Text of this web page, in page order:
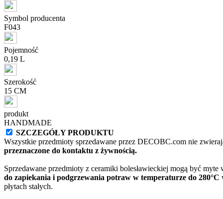
Symbol producenta
F043
Pojemność
0,19 L
Szerokość
15 CM
produkt
HANDMADE
SZCZEGÓŁY PRODUKTU
Wszystkie przedmioty sprzedawane przez DECOBC.com nie
przeznaczone do kontaktu z żywnością.
Sprzedawane przedmioty z ceramiki bolesławieckiej mogą być
do zapiekania i podgrzewania potraw w temperaturze do 280°C
płytach stałych.